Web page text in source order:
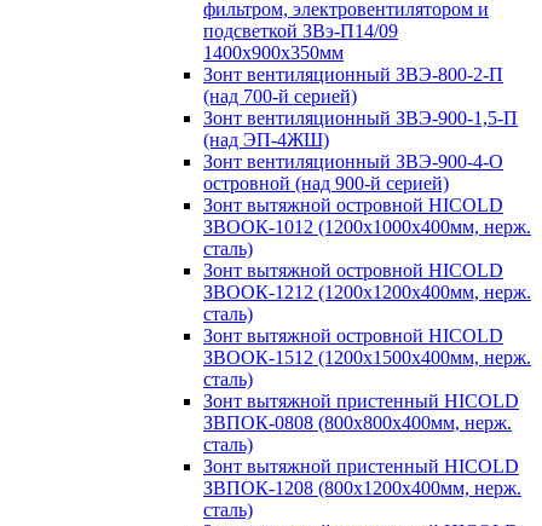
фильтром, электровентилятором и
подсветкой ЗВэ-П14/09
1400х900х350мм
Зонт вентиляционный ЗВЭ-800-2-П
(над 700-й серией)
Зонт вентиляционный ЗВЭ-900-1,5-П
(над ЭП-4ЖШ)
Зонт вентиляционный ЗВЭ-900-4-О
островной (над 900-й серией)
Зонт вытяжной островной HICOLD
ЗВООК-1012 (1200х1000х400мм, нерж.
сталь)
Зонт вытяжной островной HICOLD
ЗВООК-1212 (1200x1200x400мм, нерж.
сталь)
Зонт вытяжной островной HICOLD
ЗВООК-1512 (1200х1500х400мм, нерж.
сталь)
Зонт вытяжной пристенный HICOLD
ЗВПОК-0808 (800х800х400мм, нерж.
сталь)
Зонт вытяжной пристенный HICOLD
ЗВПОК-1208 (800х1200х400мм, нерж.
сталь)